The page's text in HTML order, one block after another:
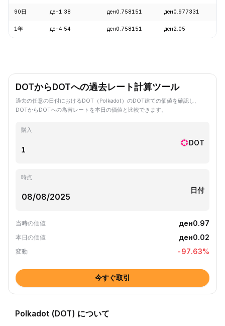
90日 ден1.38 ден0.758151 ден0.977331
1年 ден4.54 ден0.758151 ден2.05
DOTからDOTへの過去レート計算ツール
過去の任意の日付におけるDOT（Polkadot）のDOT建ての価値を確認し、
DOTからDOTへの為替レートを本日の価値と比較できます。
購入
DOT
時点
日付
当時の価値 ден0.97
本日の価値 ден0.02
変動 -97.63%
今すぐ取引
Polkadot (DOT) について